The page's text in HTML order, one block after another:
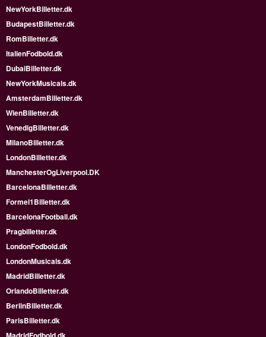
NewYorkBilletter.dk
BudapestBilletter.dk
RomBilletter.dk
ItalienFodbold.dk
DubaiBilletter.dk
NewYorkMusicals.dk
AmsterdamBilletter.dk
WienBilletter.dk
VenedigBilletter.dk
MilanoBilletter.dk
LondonBilletter.dk
ManchesterOgLiverpool.DK
BarcelonaBilletter.dk
Formel1Billetter.dk
BarcelonaFootball.dk
Pragbilletter.dk
LondonFodbold.dk
LondonMusicals.dk
MadridBilletter.dk
OrlandoBilletter.dk
BerlinBilletter.dk
ParisBilletter.dk